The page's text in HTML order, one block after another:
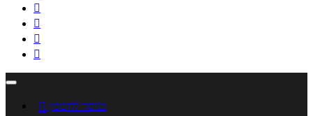




 כניסה לחשבון